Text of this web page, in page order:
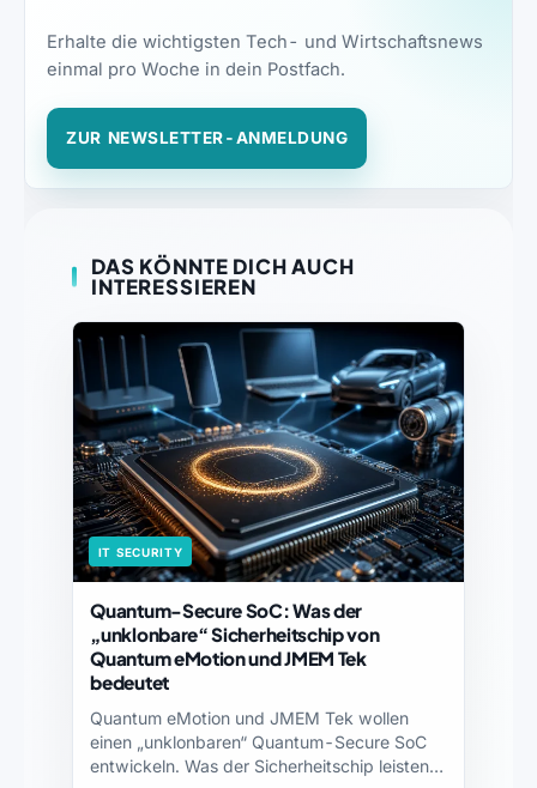
Erhalte die wichtigsten Tech- und Wirtschaftsnews
einmal pro Woche in dein Postfach.
ZUR NEWSLETTER-ANMELDUNG
DAS KÖNNTE DICH AUCH
INTERESSIEREN
IT SECURITY
Quantum-Secure SoC: Was der
„unklonbare“ Sicherheitschip von
Quantum eMotion und JMEM Tek
bedeutet
Quantum eMotion und JMEM Tek wollen
einen „unklonbaren“ Quantum-Secure SoC
entwickeln. Was der Sicherheitschip leisten